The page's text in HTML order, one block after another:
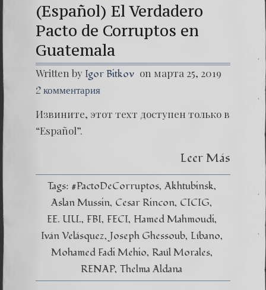
(Español) El Verdadero
Pacto de Corruptos en
Guatemala
Written by Igor Bitkov on марта 25, 2019
2 комментария
Извините, этот техт доступен только в
“Español”.
Leer Más
Tags: #PactoDeCorruptos Akhtubinsk
Aslan Mussin Cesar Rincon CICIG
EE. UU. FBI FECI Hamed Mahmoudi
Iván Velásquez Joseph Ghessoub Líbano
Mohamed Fadi Mehio Raúl Morales
RENAP Thelma Aldana